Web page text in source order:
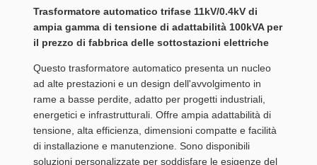
Trasformatore automatico trifase 11kV/0.4kV di
ampia gamma di tensione di adattabilità 100kVA per
il prezzo di fabbrica delle sottostazioni elettriche
Questo trasformatore automatico presenta un nucleo
ad alte prestazioni e un design dell'avvolgimento in
rame a basse perdite, adatto per progetti industriali,
energetici e infrastrutturali. Offre ampia adattabilità di
tensione, alta efficienza, dimensioni compatte e facilità
di installazione e manutenzione. Sono disponibili
soluzioni personalizzate per soddisfare le esigenze del